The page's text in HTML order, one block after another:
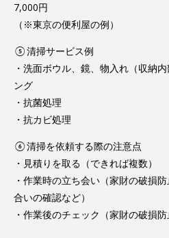
7,000円
（※東京の便利屋の例）
⑤清掃サービス例
・洗面ボウル、鏡、物入れ（収納
ング
・抗菌処理
・抗カビ処理
⑥清掃を依頼する際の注意点
・見積りを取る（できれば複数）
・作業時の立ち会い（家財の破損
合いの確認など）
・作業後のチェック（家財の破損